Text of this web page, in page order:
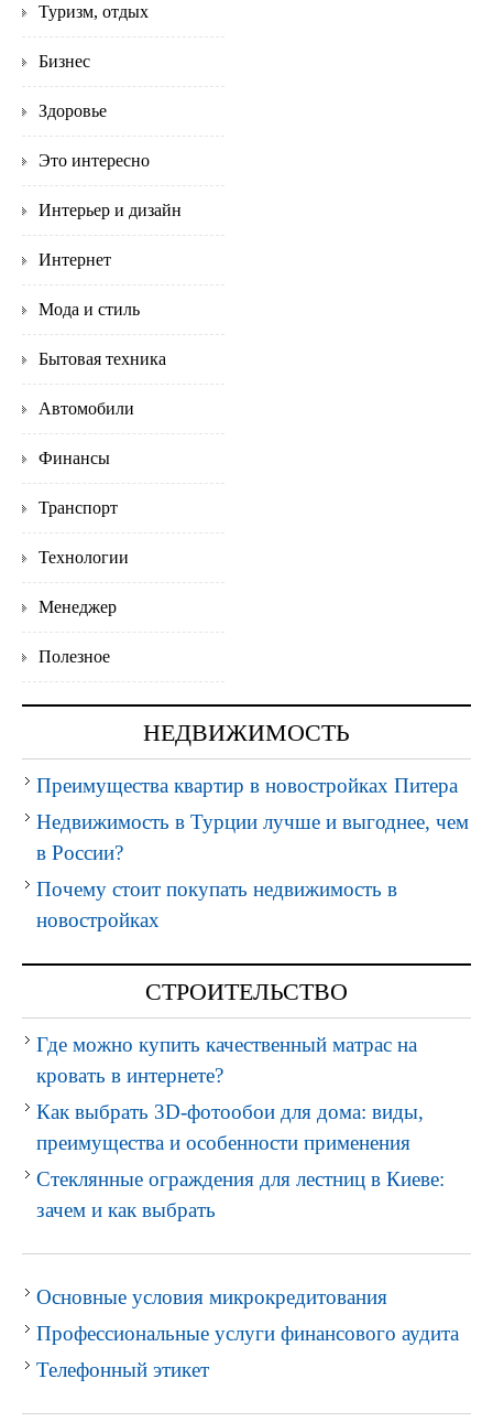
Туризм, отдых
Бизнес
Здоровье
Это интересно
Интерьер и дизайн
Интернет
Мода и стиль
Бытовая техника
Автомобили
Финансы
Транспорт
Технологии
Менеджер
Полезное
НЕДВИЖИМОСТЬ
Преимущества квартир в новостройках Питера
Недвижимость в Турции лучше и выгоднее, чем
в России?
Почему стоит покупать недвижимость в
новостройках
СТРОИТЕЛЬСТВО
Где можно купить качественный матрас на
кровать в интернете?
Как выбрать 3D-фотообои для дома: виды,
преимущества и особенности применения
Стеклянные ограждения для лестниц в Киеве:
зачем и как выбрать
Основные условия микрокредитования
Профессиональные услуги финансового аудита
Телефонный этикет